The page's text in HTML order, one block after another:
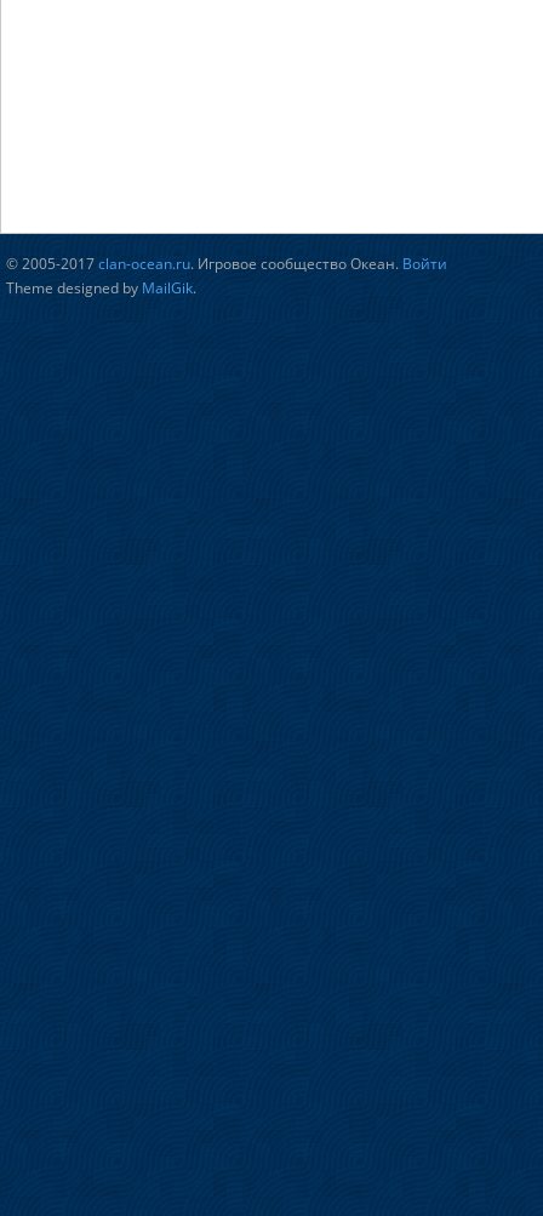
© 2005-2017clan-ocean.ru. Игровое сообщество Океан. Войти
Theme designed by MailGik.